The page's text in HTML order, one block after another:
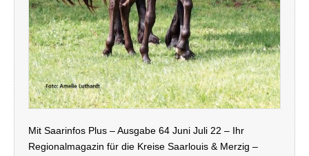
Mit Saarinfos Plus – Ausgabe 64 Juni Juli 22 – Ihr
Regionalmagazin für die Kreise Saarlouis & Merzig –